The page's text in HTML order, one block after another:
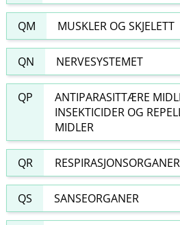
QM MUSKLER OG SKJELETT
QN NERVESYSTEMET
QP
ANTIPARASITTÆRE
INSEKTICIDER OG
MIDLER
QR RESPIRASJONSORGANER
QS SANSEORGANER